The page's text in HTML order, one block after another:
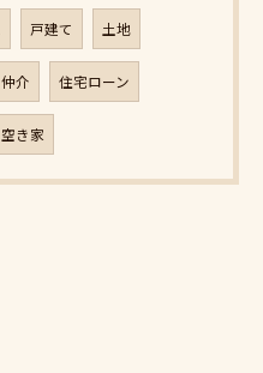
戸建て 土地
仲介 住宅ローン
空き家